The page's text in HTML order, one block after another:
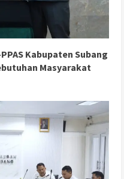
Kabupaten Subang
Masyarakat